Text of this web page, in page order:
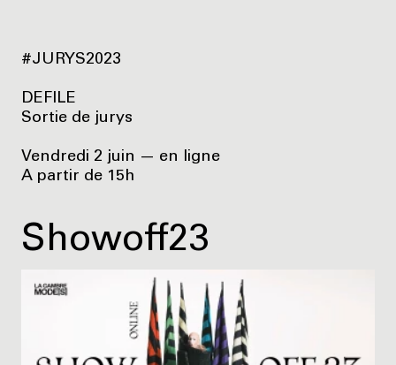
#JURYS2023
DEFILE
Sortie de jurys
Vendredi 2 juin — en ligne
A partir de 15h
Showoff23